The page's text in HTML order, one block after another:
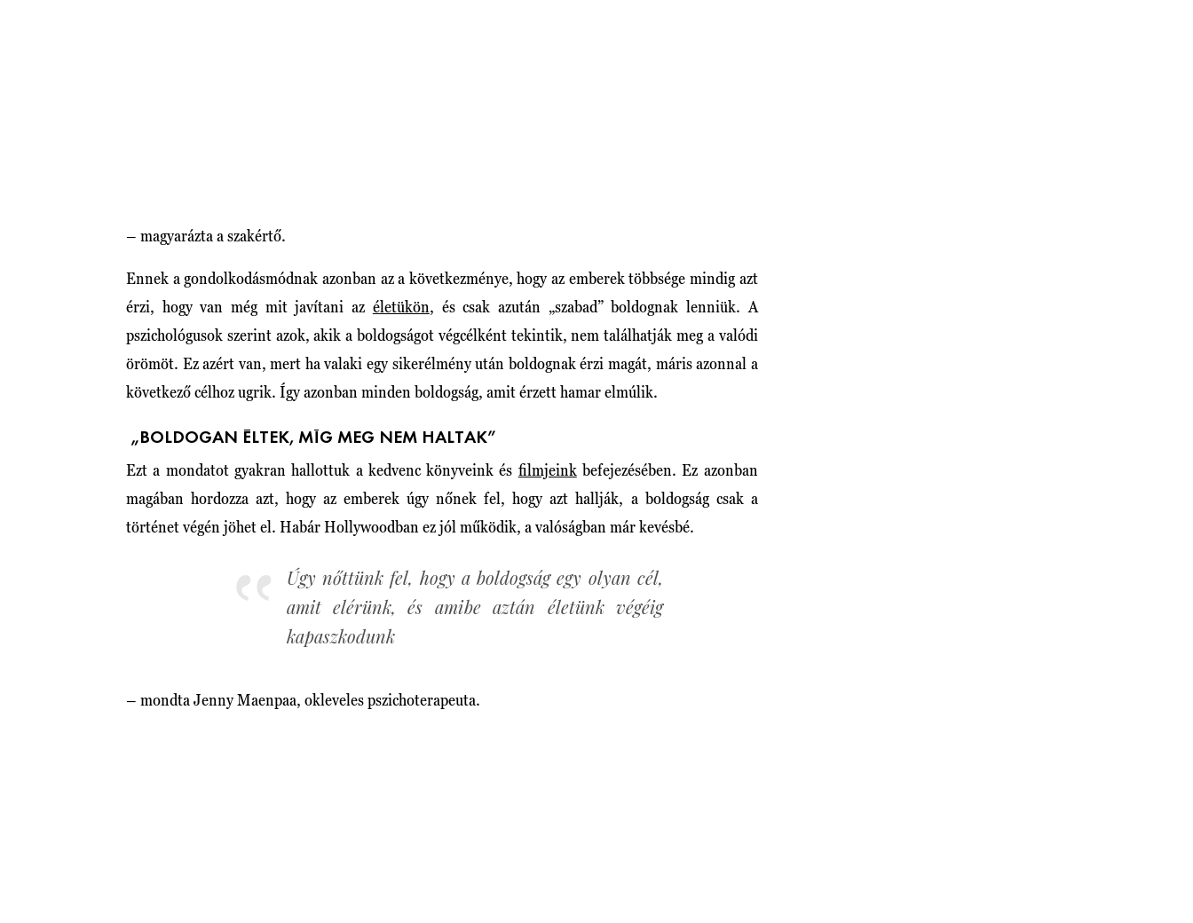
– magyarázta a szakértő.
Ennek a gondolkodásmódnak azonban az a következménye, hogy az emberek többsége mindig azt
érzi, hogy van még mit javítani az életükön, és csak azután „szabad” boldognak lenniük. A
pszichológusok szerint azok, akik a boldogságot végcélként tekintik, nem találhatják meg a valódi
örömöt. Ez azért van, mert ha valaki egy sikerélmény után boldognak érzi magát, máris azonnal a
következő célhoz ugrik. Így azonban minden boldogság, amit érzett hamar elmúlik.
„BOLDOGAN ÉLTEK, MÍG MEG NEM HALTAK”
Ezt a mondatot gyakran hallottuk a kedvenc könyveink és filmjeinkbefejezésében. Ez azonban
magában hordozza azt, hogy az emberek úgy nőnek fel, hogy azt hallják, a boldogság csak a
történet végén jöhet el. Habár Hollywoodban ez jól működik, a valóságban már kevésbé.
Úgy nőttünk fel, hogy a boldogság egy olyan cél,
amit elérünk, és amibe aztán életünk végéig
kapaszkodunk
– mondta Jenny Maenpaa, okleveles pszichoterapeuta.